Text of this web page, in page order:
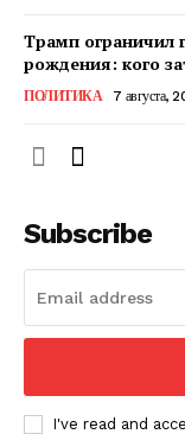
О нас
Трамп ограничил
рождения: кого
ПОЛИТИКА 7 августа,
Subscribe
I've read and